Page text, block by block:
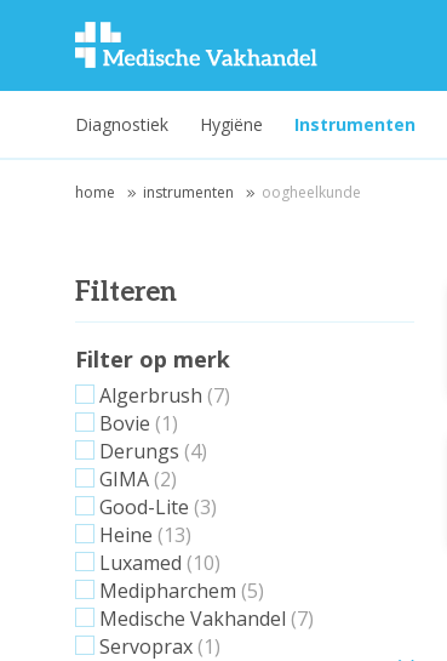
Diagnostiek Hygiëne Instrumenten
home instrumenten oogheelkunde
Filteren
Filter op merk
Algerbrush (7)
Bovie (1)
Derungs (4)
GIMA (2)
Good-Lite (3)
Heine (13)
Luxamed (10)
Medipharchem (5)
Medische Vakhandel (7)
Servoprax (1)